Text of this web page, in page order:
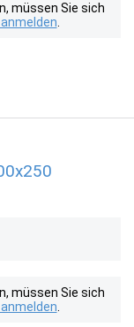
müssen Sie sich
müssen Sie sich